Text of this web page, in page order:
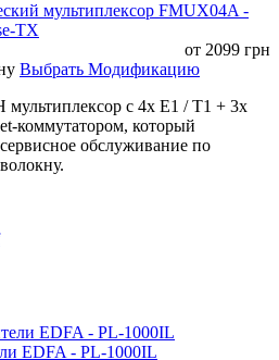
мультиплексор FMUX04A -
TX
от 2099 грн
Выбрать Модификацию
с 4x E1 / T1 + 3x
коммутатором, который
обслуживание по
EDFA - PL-1000IL